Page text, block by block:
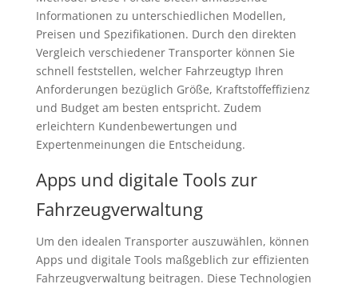
Informationen zu unterschiedlichen Modellen,
Preisen und Spezifikationen. Durch den direkten
Vergleich verschiedener Transporter können Sie
schnell feststellen, welcher Fahrzeugtyp Ihren
Anforderungen bezüglich Größe, Kraftstoffeffizienz
und Budget am besten entspricht. Zudem
erleichtern Kundenbewertungen und
Expertenmeinungen die Entscheidung.
Apps und digitale Tools zur
Fahrzeugverwaltung
Um den idealen Transporter auszuwählen, können
Apps und digitale Tools maßgeblich zur effizienten
Fahrzeugverwaltung beitragen. Diese Technologien